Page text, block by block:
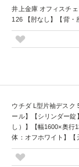
井上金庫 オフィスチ
126 【肘なし】【背・
ウチダ L型片袖デスク
ール】【シリンダー錠
し）】【幅1600×奥行
体：オフホワイト】【